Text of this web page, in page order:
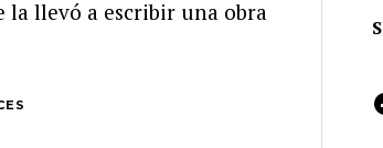
la llevó a escribir una obra